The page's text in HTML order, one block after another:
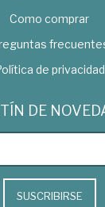
Como comprar
de privacidad
DE
SUSCRIBIRSE